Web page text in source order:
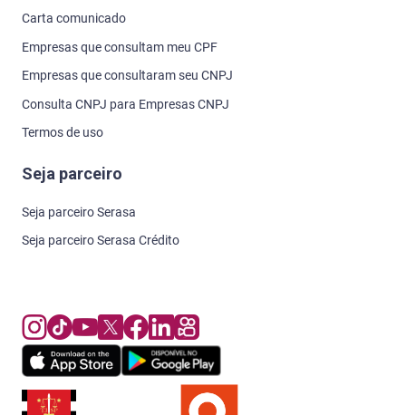
Carta comunicado
Empresas que consultam meu CPF
Empresas que consultaram seu CNPJ
Consulta CNPJ para Empresas CNPJ
Termos de uso
Seja parceiro
Seja parceiro Serasa
Seja parceiro Serasa Crédito